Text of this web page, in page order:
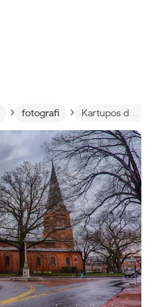
› fotografi › Kartupos dari Annapolis